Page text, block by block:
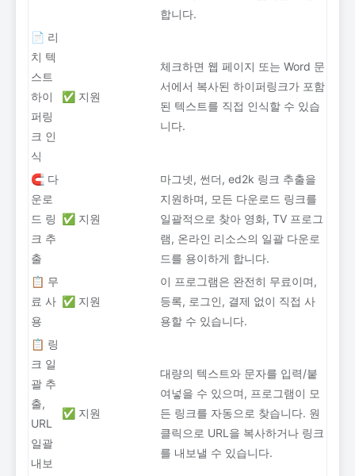
합니다.
📄 리
치 텍
스트
하이
퍼링
크 인
식
✅ 지원
체크하면 웹 페이지 또는 Word 문
서에서 복사된 하이퍼링크가 포함
된 텍스트를 직접 인식할 수 있습
니다.
🧲 다
운로
드 링
크 추
출
✅ 지원
마그넷, 썬더, ed2k 링크 추출을
지원하며, 모든 다운로드 링크를
일괄적으로 찾아 영화, TV 프로그
램, 온라인 리소스의 일괄 다운로
드를 용이하게 합니다.
📋 무
료 사
용
✅ 지원
이 프로그램은 완전히 무료이며,
등록, 로그인, 결제 없이 직접 사
용할 수 있습니다.
📋 링
크 일
괄 추
출,
URL
일괄
내보
✅ 지원
대량의 텍스트와 문자를 입력/붙
여넣을 수 있으며, 프로그램이 모
든 링크를 자동으로 찾습니다. 원
클릭으로 URL을 복사하거나 링크
를 내보낼 수 있습니다.